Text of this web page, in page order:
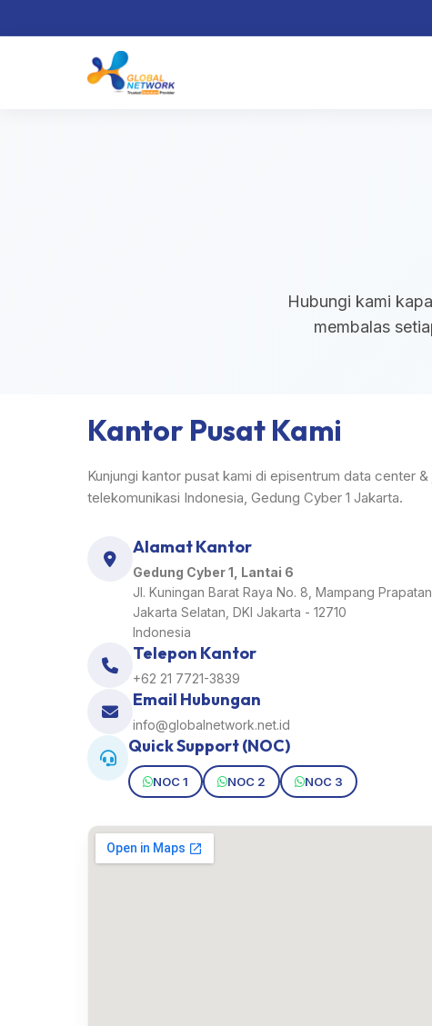
Hubungi kami
membalas
Kantor Pusat Kami
Kunjungi kantor pusat kami di episentrum data center &
telekomunikasi Indonesia, Gedung Cyber 1 Jakarta.
Alamat Kantor
Gedung Cyber 1, Lantai 6
Jl. Kuningan Barat Raya No. 8, Mampang Prapatan
Jakarta Selatan, DKI Jakarta - 12710
Indonesia
Telepon Kantor
+62 21 7721-3839
Email Hubungan
info@globalnetwork.net.id
Quick Support (NOC)
NOC 1 NOC 2 NOC 3